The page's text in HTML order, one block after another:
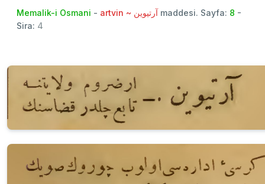
Memalik-i Osmani - artvin ~ آرتیوین maddesi. Sayfa: 8 -
Sira: 4